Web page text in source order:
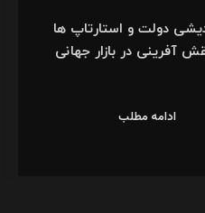
دولت و استارتاپ ها
آفرینی در بازار جهانی
ادامه مطلب